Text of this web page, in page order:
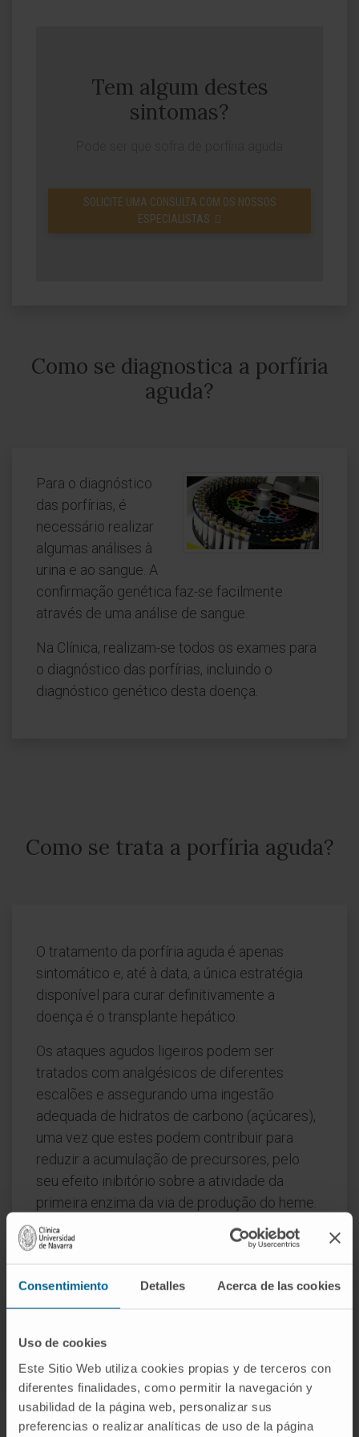
Consentimiento Detalles Acerca de las cookies
Uso de cookies
Este Sitio Web utiliza cookies propias y de terceros con
diferentes finalidades, como permitir la navegación y
usabilidad de la página web, personalizar sus
preferencias o realizar analíticas de uso de la página
Tem algum destes
sintomas?
SOLICITE UMA CONSULTA COM OS NOSSOS
ESPECIALISTAS
Como se diagnostica a porfíria
aguda?
Para o diagnóstico
das porfírias, é
necessário realizar
algumas análises à
urina e ao sangue. A
confirmação genética faz-se facilmente
através de uma análise de sangue.
Na Clínica, realizam-se todos os exames para
o diagnóstico das porfírias, incluindo o
diagnóstico genético desta doença.
Como se trata a porfíria aguda?
O tratamento da porfíria aguda é apenas
sintomático e, até à data, a única estratégia
disponível para curar definitivamente a
doença é o transplante hepático.
Os ataques agudos ligeiros podem ser
tratados com analgésicos de diferentes
escalões e assegurando uma ingestão
adequada de hidratos de carbono (açúcares),
uma vez que estes podem contribuir para
reduzir a acumulação de precursores, pelo
seu efeito inibitório sobre a atividade da
primeira enzima da via de produção do heme.
Os ataques mais intensos tratam-se através
administrado por via intravenosa, geralmente